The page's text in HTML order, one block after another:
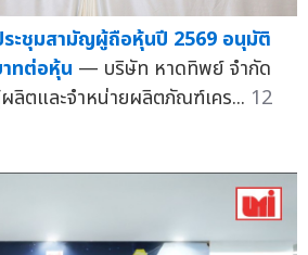
ะชุมสามัญผู้ถือหุ้นปี 2569 อนุมัติ
ทต่อหุ้น — บริษัท หาดทิพย์ จำกัด
ลิตและจำหน่ายผลิตภัณฑ์เคร... 12